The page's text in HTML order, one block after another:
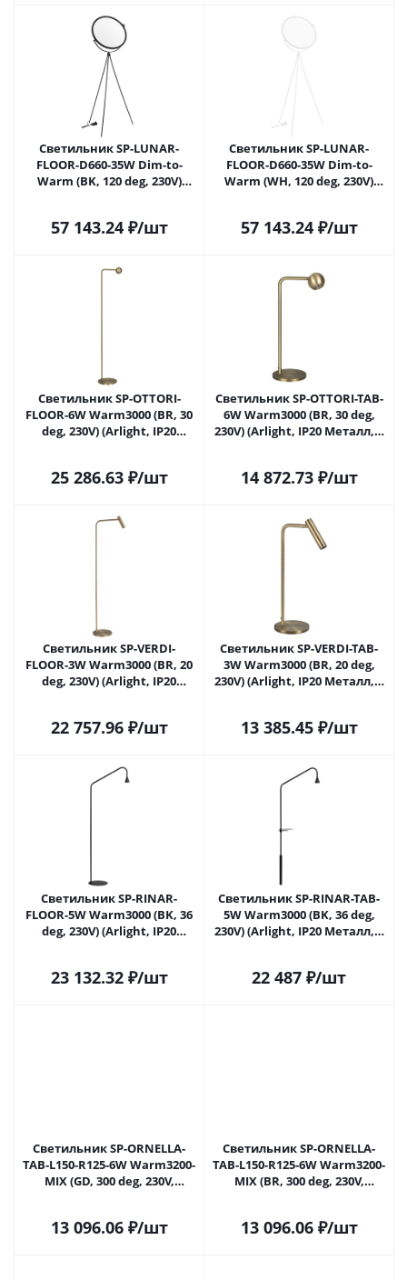
Светильник SP-LUNAR-
FLOOR-D660-35W Dim-to-
Warm (BK, 120 deg, 230V)
57 143.24₽/шт
Светильник SP-LUNAR-
FLOOR-D660-35W Dim-to-
Warm (WH, 120 deg, 230V)
57 143.24₽/шт
Светильник SP-OTTORI-
FLOOR-6W Warm3000 (BR, 30
deg, 230V) (Arlight, IP20
25 286.63₽/шт
Светильник SP-OTTORI-TAB-
6W Warm3000 (BR, 30 deg,
230V) (Arlight, IP20 Металл, 3
14 872.73₽/шт
Светильник SP-VERDI-
FLOOR-3W Warm3000 (BR, 20
deg, 230V) (Arlight, IP20
22 757.96₽/шт
Светильник SP-VERDI-TAB-
3W Warm3000 (BR, 20 deg,
230V) (Arlight, IP20 Металл, 3
13 385.45₽/шт
Светильник SP-RINAR-
FLOOR-5W Warm3000 (BK, 36
deg, 230V) (Arlight, IP20
23 132.32₽/шт
Светильник SP-RINAR-TAB-
5W Warm3000 (BK, 36 deg,
230V) (Arlight, IP20 Металл, 5
22 487 ₽/шт
Светильник SP-ORNELLA-
TAB-L150-R125-6W Warm3200-
MIX (GD, 300 deg, 230V,
13 096.06₽/шт
Светильник SP-ORNELLA-
TAB-L150-R125-6W Warm3200-
MIX (BR, 300 deg, 230V,
13 096.06₽/шт